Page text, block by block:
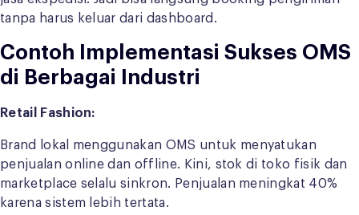
tanpa harus keluar dari dashboard.
Contoh Implementasi Sukses OMS
di Berbagai Industri
Retail Fashion:
Brand lokal menggunakan OMS untuk menyatukan
penjualan online dan offline. Kini, stok di toko fisik dan
marketplace selalu sinkron. Penjualan meningkat 40%
karena sistem lebih tertata.